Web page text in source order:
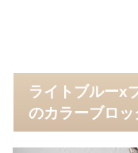
ライトブルーx
のカラーブロッ